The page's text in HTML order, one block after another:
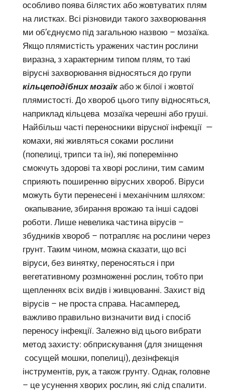
особливо поява білястих або жовтуватих плям
на листках. Всі різновиди такого захворювання
ми об’єднуємо під загальною назвою – мозаїка.
Якщо плямистість уражених частин рослини
виразна, з характерним типом плям, то такі
вірусні захворювання відносяться до групи
кільцеподібних мозаїк або ж білої і жовтої
плямистості. До хвороб цього типу відносяться,
наприклад кільцева мозаїка черешні або груші.
Найбільш часті переносники вірусної інфекції —
комахи, які живляться соками рослини
(попелиці, трипси та ін), які поперемінно
смокчуть здорові та хворі рослини, тим самим
сприяють поширенню вірусних хвороб. Віруси
можуть бути перенесені і механічним шляхом:
окапывание, збирання врожаю та інші садові
роботи. Лише невелика частина вірусів –
збудників хвороб – потрапляє на рослини через
грунт. Таким чином, можна сказати, що всі
віруси, без винятку, переносяться і при
вегетативному розмноженні рослин, тобто при
щепленнях всіх видів і живцюванні. Захист від
вірусів – не проста справа. Насамперед,
важливо правильно визначити вид і спосіб
переносу інфекції. Залежно від цього вибрати
метод захисту: обприскування (для знищення
сосущей мошки, попелиці), дезінфекція
інструментів, рук, а також грунту. Однак, головне
– це усунення хворих рослин, які слід спалити.